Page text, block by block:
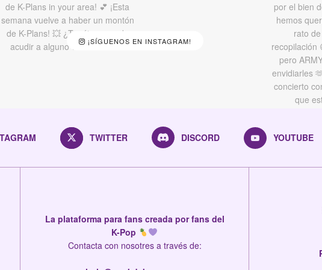
¡SÍGUENOS EN INSTAGRAM!
TWITTER DISCORD YOUTUBE
La plataforma para fans creada por fans del
K-Pop
Contacta con nosotres a través de: